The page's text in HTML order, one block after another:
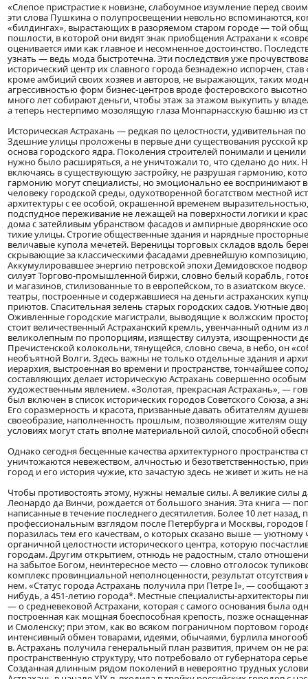
«Слепое пристрастие к новизне, слабоумное изумление перед
эти слова Пушкина о полупросвещении невольно вспоминаются,
«билдингах», вырастающих в разоряемом старом городе — той
пошлости, в которой они видят знак приобщения Астрахани к
оценивается ими как главное и несомненное достоинство.
узнать — ведь мода быстротечна. Эти последствия уже
исторический центр их славного города безнадежно испорчен,
кроме амбиций своих хозяев и авторов, не выражающих, таких
агрессивностью форм бизнес-центров вроде фостеровского
много лет собирают деньги, чтобы этаж за этажом выкупить у
а теперь нестерпимо мозолящую глаза Монпарнасскую башню из
Историческая Астрахань — редкая по целостности, удивительная
Здешние улицы проложены в первые дни существования русской
основа городского ядра. Поколения строителей понимали и
нужно было расширяться, а не уничтожали то, что сделано до
включаясь в существующую застройку, не разрушая гармонию,
гармонию могут специалисты, но эмоционально ее воспринимают
человеку городской среды, одухотворенной богатством местной
архитектуры с ее особой, окрашенной временем
подспудное переживание не лежащей на поверхности логики и
дома с затейливым убранством фасадов и ампирные дворянские
тихие улицы. Строгие общественные здания и нарядные
величавые купола мечетей. Вереницы торговых складов вдоль
скрывающие за классическими фасадами древнейшую композицию,
Аккумулировавшее энергию петровской эпохи Демидовское
силуэт Торгово-промышленной биржи, словно белый корабль,
и магазинов, стилизованные то в европейском, то в азиатском
театры, построенные и содержавшиеся на деньги астраханских
приютов. Спасительная зелень старых городских садов. Уютные
Оживленные городские магистрали, выводящие к волжским
стоит величественный Астраханский кремль, увенчанный одним
великолепным по пропорциям, изяществу силуэта, изощренности
Пречистенской колокольни, тянущейся, словно свеча, в небо, он
необъятной Волги. Здесь важны не только отдельные здания и
иерархия, выстроенная во времени и пространстве, тончайшее
составляющих делает историческую Астрахань совершенно
художественным явлением. «Золотая, прекрасная Астрахань», —
был включен в список исторических городов Советского Союза, а
Его соразмерность и красота, призванные давать обитателям
своеобразие, наполненность прошлым, позволяющие жителям
условиях могут стать вполне материальной силой, способной
Однако сегодня бесценные качества архитектурного
уничтожаются невежеством, алчностью и безответственностью,
город и его история чужие, кто зачастую здесь не живет и жить не
Чтобы противостоять этому, нужны немалые силы. А великие силы
Леонардо да Винчи, рождается от большого знания. Эта книга —
написанные в течение последнего десятилетия. Более 10 лет
профессиональным взглядом после Петербурга и Москвы,
поразилась тем его качествам, о которых сказано выше —
органичной целостности исторического центра, которую
городам. Другим открытием, отнюдь не радостным, стало
на забытое Богом, неинтересное место — словно отголосок
комплекс провинциальной неполноценности, результат
нем. «Статус города Астрахань получила при Петре I», —
нибудь, а 451-летию города*. Местные специалисты-архитекторы
— о средневековой Астрахани, которая с самого основания была
построенная как мощная боеспособная крепость, позже
и Смоленску; при этом, как во всяком пограничном портовом
интенсивный обмен товарами, идеями, обычаями, бурлила
в. Астрахань получила генеральный план развития, причем он не
пространственную структуру, что потребовало от губернатора
Созданная длинным рядом поколений в невероятно трудных